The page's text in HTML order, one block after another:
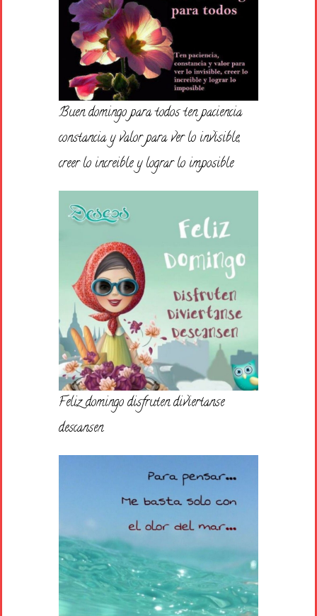
Buen domingo para todos ten paciencia
constancia y valor para ver lo invisible,
creer lo increible y lograr lo imposible
Feliz domingo disfruten diviertanse
descansen